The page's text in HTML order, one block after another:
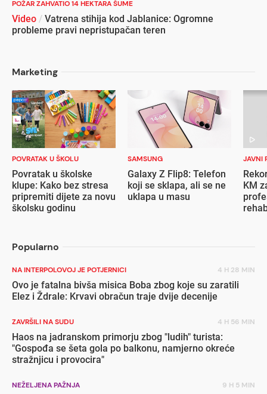
POŽAR ZAHVATIO 14 HEKTARA ŠUME
Video / Vatrena stihija kod Jablanice: Ogromne
probleme pravi nepristupačan teren
Marketing
POVRATAK U ŠKOLU
Povratak u školske
klupe: Kako bez stresa
pripremiti dijete za novu
školsku godinu
SAMSUNG
Galaxy Z Flip8: Telefon
koji se sklapa, ali se ne
uklapa u masu
JAVNI
KM
Popularno
NA INTERPOLOVOJ JE POTJERNICI 4 H 28 MIN
Ovo je fatalna bivša misica Boba zbog koje su zaratili
Elez i Ždrale: Krvavi obračun traje dvije decenije
ZAVRŠILI NA SUDU 4 H 56 MIN
Haos na jadranskom primorju zbog "ludih" turista:
"Gospođa se šeta gola po balkonu, namjerno okreće
stražnjicu i provocira"
NEŽELJENA PAŽNJA 9 H 5 MIN